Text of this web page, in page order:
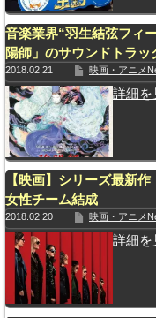
音楽業界“羽生結弦フィ
陽師」のサウンドトラッ
2018.02.21 映画・アニメ
詳細を
【映画】シリーズ最新
女性チーム結成
2018.02.20 映画・アニメ
詳細を